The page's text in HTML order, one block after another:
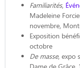
Familiarités,
Madeleine
novembre,
Exposition
octobre
De masse, expo